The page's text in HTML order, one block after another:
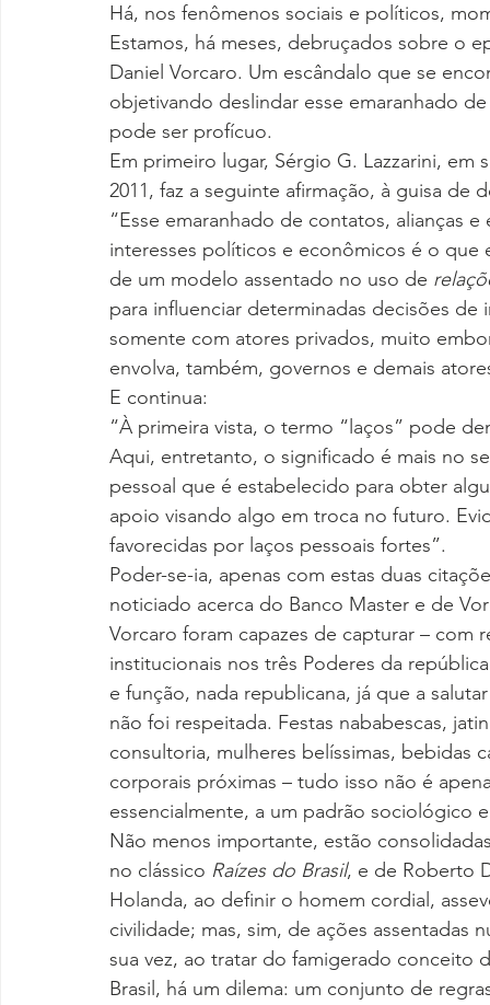
Há, nos fenômenos sociais e políticos,
Estamos, há meses, debruçados sobre o
Daniel Vorcaro. Um escândalo que se
objetivando deslindar esse emaranhado
pode ser profícuo.
Em primeiro lugar, Sérgio G. Lazzarini, em
2011, faz a seguinte afirmação, à guisa de
“Esse emaranhado de contatos, alianças
interesses políticos e econômicos é o
de um modelo assentado no uso de
para influenciar determinadas decisões
somente com atores privados, muito
envolva, também, governos e demais
E continua:
“À primeira vista, o termo “laços” pode
Aqui, entretanto, o significado é mais no
pessoal que é estabelecido para obter
apoio visando algo em troca no futuro.
favorecidas por laços pessoais fortes”.
Poder-se-ia, apenas com estas duas
noticiado acerca do Banco Master e de
Vorcaro foram capazes de capturar –
institucionais nos três Poderes da
e função, nada republicana, já que a
não foi respeitada. Festas nababescas,
consultoria, mulheres belíssimas, bebidas
corporais próximas – tudo isso não é
essencialmente, a um padrão sociológico
Não menos importante, estão
no clássico Raízes do Brasil, e de Roberto
Holanda, ao definir o homem cordial,
civilidade; mas, sim, de ações
sua vez, ao tratar do famigerado conceito
Brasil, há um dilema: um conjunto de